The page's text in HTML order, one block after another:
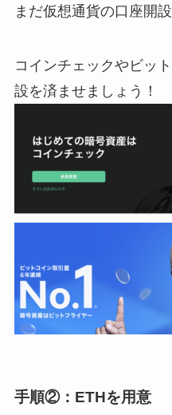
まだ仮想通貨の口座開
コインチェックやビッ
設を済ませましょう！
手順②：ETHを用意